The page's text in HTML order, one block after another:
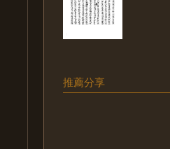
推薦分享